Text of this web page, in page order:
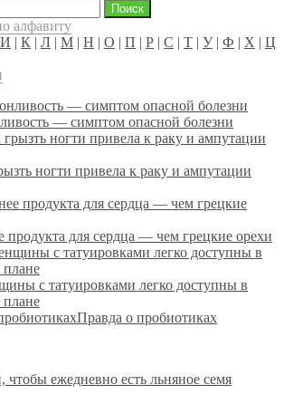
алфавиту
И | К | Л | М | Н | О | П | Р | С | Т | У| Ф | Х | Ц
— симптом опасной болезни
ногти привела к раку и ампутации
продукта для сердца — чем грецкие орехи
с татуировками легко доступны в
плане
Правда о пробиотиках